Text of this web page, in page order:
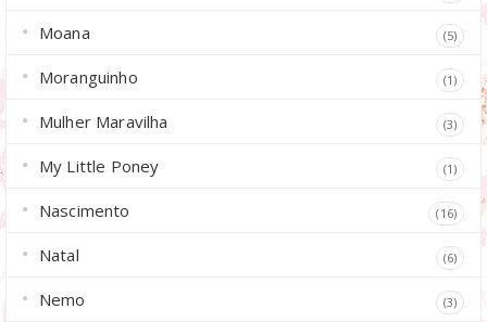
Moana (5)
Moranguinho (1)
Mulher Maravilha (3)
My Little Poney (1)
Nascimento (16)
Natal (6)
Nemo (3)